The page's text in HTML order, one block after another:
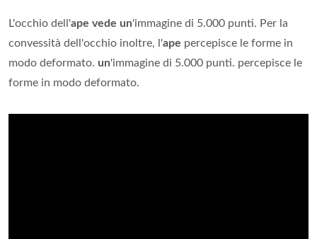
L'occhio dell'ape vede un'immagine di 5.000 punti. Per la
convessità dell'occhio inoltre, l'ape percepisce le forme in
modo deformato. un'immagine di 5.000 punti. percepisce le
forme in modo deformato.